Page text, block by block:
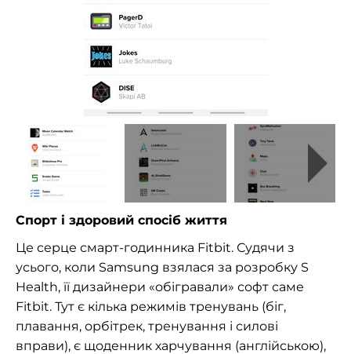
Спорт і здоровий спосіб життя
Це серце смарт-годинника Fitbit. Судячи з
усього, коли Samsung взялася за розробку S
Health, її дизайнери «обігравали» софт саме
Fitbit. Тут є кілька режимів тренувань (біг,
плавання, орбітрек, тренування і силові
вправи), є щоденник харчування (англійською),